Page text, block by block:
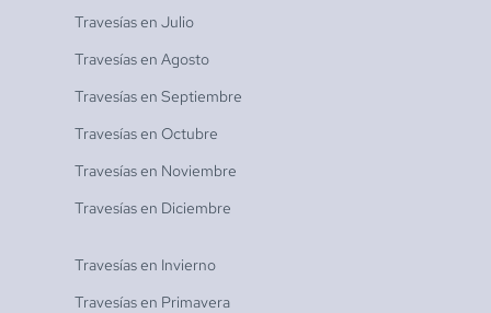
Travesías en Julio
Travesías en Agosto
Travesías en Septiembre
Travesías en Octubre
Travesías en Noviembre
Travesías en Diciembre
Travesías en Invierno
Travesías en Primavera